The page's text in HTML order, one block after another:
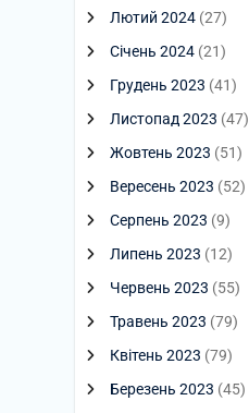
Лютий 2024 (27)
Січень 2024 (21)
Грудень 2023 (41)
Листопад 2023 (47)
Жовтень 2023 (51)
Вересень 2023 (52)
Серпень 2023 (9)
Липень 2023 (12)
Червень 2023 (55)
Травень 2023 (79)
Квітень 2023 (79)
Березень 2023 (45)